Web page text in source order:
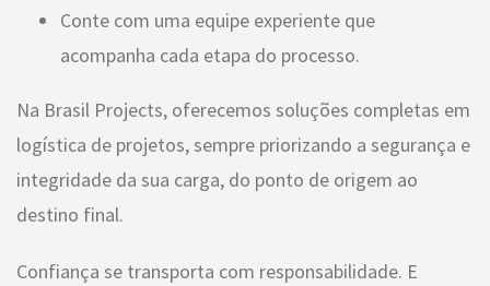
Conte com uma equipe experiente que
acompanha cada etapa do processo.
Na Brasil Projects, oferecemos soluções completas em
logística de projetos, sempre priorizando a segurança e
integridade da sua carga, do ponto de origem ao
destino final.
Confiança se transporta com responsabilidade. E